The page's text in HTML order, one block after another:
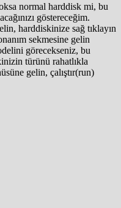
normal harddisk mi, bu
göstereceğim.
harddiskinize sağ tıklayın
sekmesine gelin
görecekseniz, bu
türünü rahatlıkla
gelin, çalıştır(run)